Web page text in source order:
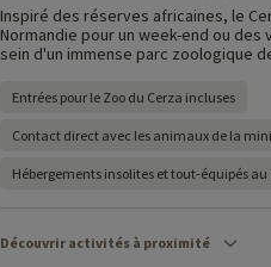
Inspiré des réserves africaines, le
Normandie pour un week-end ou des
sein d'un immense parc zoologique
Entrées pour le Zoo du Cerza incluses
Contact direct avec les animaux de la
Hébergements insolites et tout-équipés
Découvrir activités à proximité